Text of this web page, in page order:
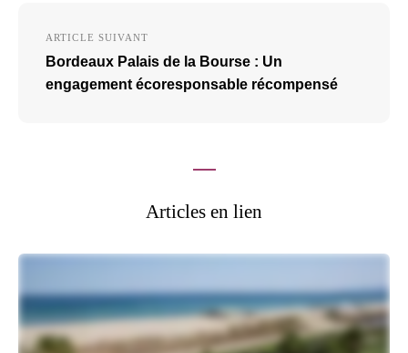
ARTICLE SUIVANT
Bordeaux Palais de la Bourse : Un
engagement écoresponsable récompensé
Articles en lien